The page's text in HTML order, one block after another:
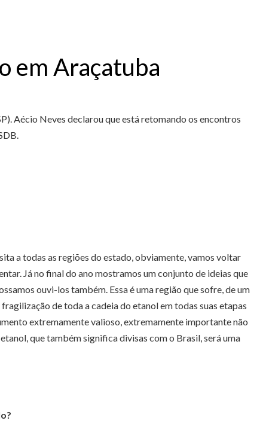
em Araçatuba
Aécio Neves declarou que está retomando os encontros
a todas as regiões do estado, obviamente, vamos voltar
Já no final do ano mostramos um conjunto de ideias que
ouvi-los também. Essa é uma região que sofre, de um
de toda a cadeia do etanol em todas suas etapas
extremamente valioso, extremamente importante não
que também significa divisas com o Brasil, será uma